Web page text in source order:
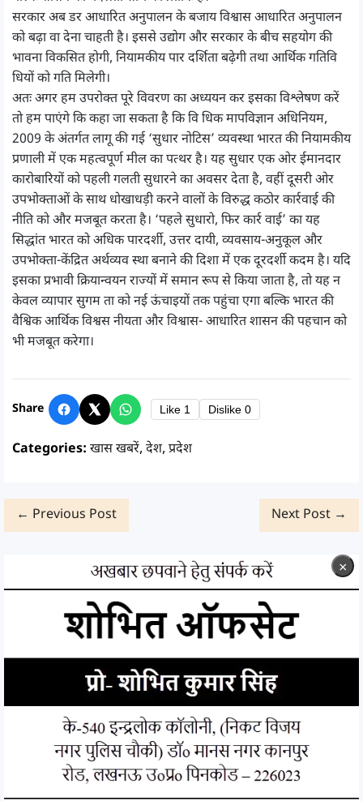
सरकार अब डर आधारित अनुपालन के बजाय विश्वास आधारित अनुपालन
को बढ़ा वा देना चाहती है। इससे उद्योग और सरकार के बीच सहयोग की
भावना विकसित होगी, नियामकीय पार दर्शिता बढ़ेगी तथा आर्थिक गतिवि
धियों को गति मिलेगी।
अतः अगर हम उपरोक्त पूरे विवरण का अध्ययन कर इसका विश्लेषण करें
तो हम पाएंगे कि कहा जा सकता है कि वि धिक मापविज्ञान अधिनियम,
2009 के अंतर्गत लागू की गई ‘सुधार नोटिस’ व्यवस्था भारत की नियामकीय
प्रणाली में एक महत्वपूर्ण मील का पत्थर है। यह सुधार एक ओर ईमानदार
कारोबारियों को पहली गलती सुधारने का अवसर देता है, वहीं दूसरी ओर
उपभोक्ताओं के साथ धोखाधड़ी करने वालों के विरुद्ध कठोर कार्रवाई की
नीति को और मजबूत करता है। ‘पहले सुधारो, फिर कार्र वाई’ का यह
सिद्धांत भारत को अधिक पारदर्शी, उत्तर दायी, व्यवसाय-अनुकूल और
उपभोक्ता-केंद्रित अर्थव्यव स्था बनाने की दिशा में एक दूरदर्शी कदम है। यदि
इसका प्रभावी क्रियान्वयन राज्यों में समान रूप से किया जाता है, तो यह न
केवल व्यापार सुगम ता को नई ऊंचाइयों तक पहुंचा एगा बल्कि भारत की
वैश्विक आर्थिक विश्वस नीयता और विश्वास- आधारित शासन की पहचान को
भी मजबूत करेगा।
Share Like 1 Dislike 0
Categories: खास खबरें, देश, प्रदेश
← Previous Post Next Post →
×